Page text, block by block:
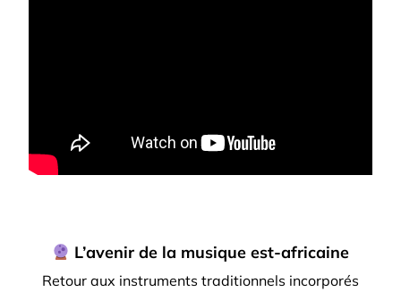
L’avenir de la musique est-africaine
Retour aux instruments traditionnels incorporés